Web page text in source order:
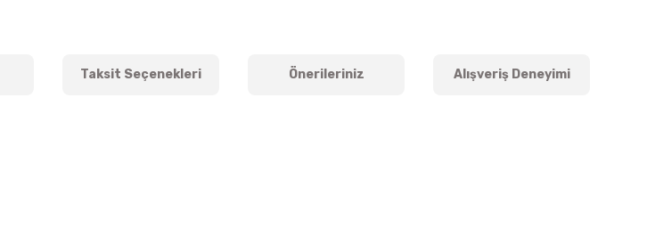
Taksit Seçenekleri Önerileriniz Alışveriş Deneyimi